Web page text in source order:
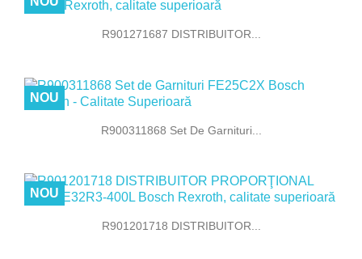
R901271687 DISTRIBUITOR...
R900311868 Set De Garnituri...
NOU
R901201718 DISTRIBUITOR...
NOU